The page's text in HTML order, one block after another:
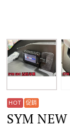
SYM